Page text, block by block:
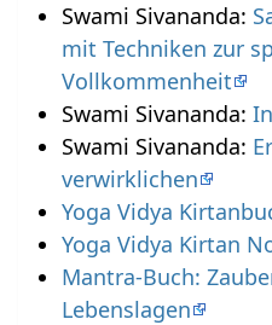
Swami Sivananda:
mit Techniken zur
Vollkommenheit
Swami Sivananda:
Swami Sivananda:
verwirklichen
Yoga Vidya
Yoga Vidya Kirtan
Mantra-Buch:
Lebenslagen